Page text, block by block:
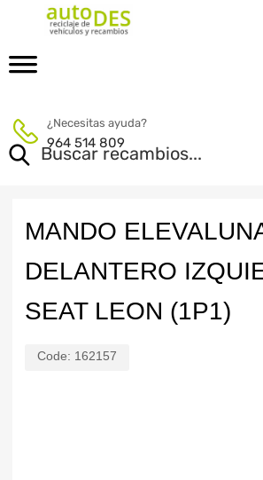
¿Necesitas ayuda?
964 514 809
MANDO
DELANTERO
SEAT LEON (1P1)
Code: 162157